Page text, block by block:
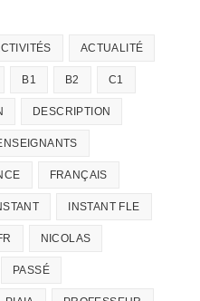
ACTUALITÉ
B1 B2 C1
DESCRIPTION
FRANÇAIS
INSTANT FLE
NICOLAS
PASSÉ